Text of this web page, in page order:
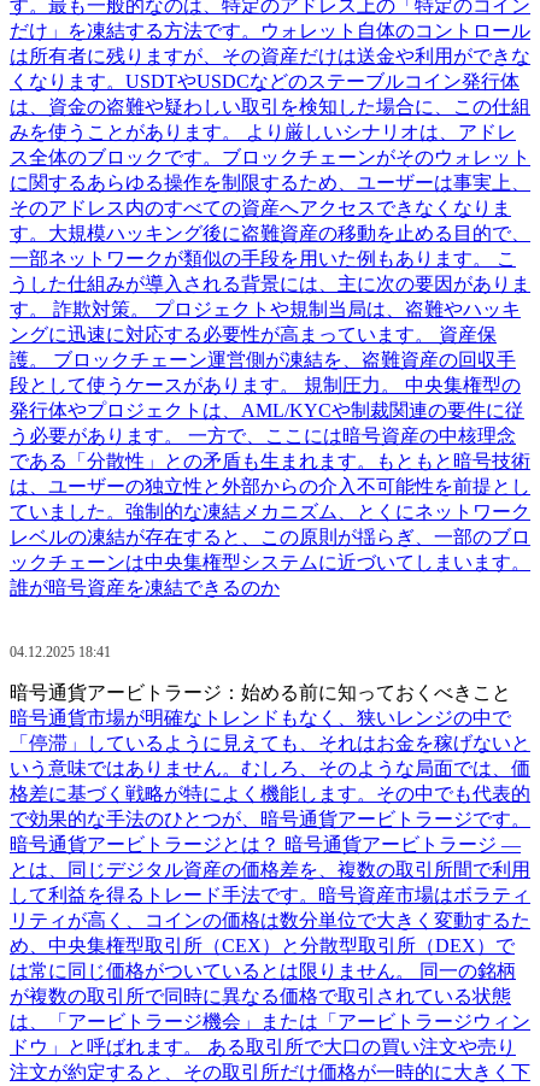
す。最も一般的なのは、特定のアドレス上の「特定のコイン
だけ」を凍結する方法です。ウォレット自体のコントロール
は所有者に残りますが、その資産だけは送金や利用ができな
くなります。USDTやUSDCなどのステーブルコイン発行体
は、資金の盗難や疑わしい取引を検知した場合に、この仕組
みを使うことがあります。 より厳しいシナリオは、アドレ
ス全体のブロックです。ブロックチェーンがそのウォレット
に関するあらゆる操作を制限するため、ユーザーは事実上、
そのアドレス内のすべての資産へアクセスできなくなりま
す。大規模ハッキング後に盗難資産の移動を止める目的で、
一部ネットワークが類似の手段を用いた例もあります。 こ
うした仕組みが導入される背景には、主に次の要因がありま
す。 詐欺対策。 プロジェクトや規制当局は、盗難やハッキ
ングに迅速に対応する必要性が高まっています。 資産保
護。 ブロックチェーン運営側が凍結を、盗難資産の回収手
段として使うケースがあります。 規制圧力。 中央集権型の
発行体やプロジェクトは、AML/KYCや制裁関連の要件に従
う必要があります。 一方で、ここには暗号資産の中核理念
である「分散性」との矛盾も生まれます。もともと暗号技術
は、ユーザーの独立性と外部からの介入不可能性を前提とし
ていました。強制的な凍結メカニズム、とくにネットワーク
レベルの凍結が存在すると、この原則が揺らぎ、一部のブロ
ックチェーンは中央集権型システムに近づいてしまいます。
誰が暗号資産を凍結できるのか
04.12.2025 18:41
暗号通貨アービトラージ：始める前に知っておくべきこと
暗号通貨市場が明確なトレンドもなく、狭いレンジの中で
「停滞」しているように見えても、それはお金を稼げないと
いう意味ではありません。むしろ、そのような局面では、価
格差に基づく戦略が特によく機能します。その中でも代表的
で効果的な手法のひとつが、暗号通貨アービトラージです。
暗号通貨アービトラージとは？ 暗号通貨アービトラージ —
とは、同じデジタル資産の価格差を、複数の取引所間で利用
して利益を得るトレード手法です。暗号資産市場はボラティ
リティが高く、コインの価格は数分単位で大きく変動するた
め、中央集権型取引所（CEX）と分散型取引所（DEX）で
は常に同じ価格がついているとは限りません。 同一の銘柄
が複数の取引所で同時に異なる価格で取引されている状態
は、「アービトラージ機会」または「アービトラージウィン
ドウ」と呼ばれます。 ある取引所で大口の買い注文や売り
注文が約定すると、その取引所だけ価格が一時的に大きく下